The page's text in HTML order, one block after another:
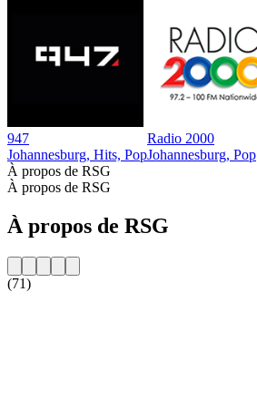
947
Johannesburg, Hits, Pop
Radio 2000
Johannesburg, Pop
À propos de RSG
À propos de RSG
À propos de RSG
(71)